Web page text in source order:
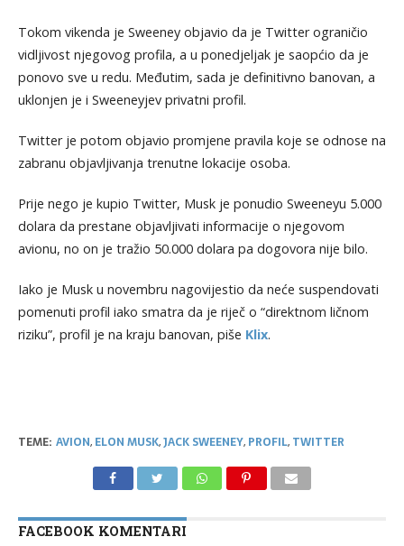
Tokom vikenda je Sweeney objavio da je Twitter ograničio
vidljivost njegovog profila, a u ponedjeljak je saopćio da je
ponovo sve u redu. Međutim, sada je definitivno banovan, a
uklonjen je i Sweeneyjev privatni profil.
Twitter je potom objavio promjene pravila koje se odnose na
zabranu objavljivanja trenutne lokacije osoba.
Prije nego je kupio Twitter, Musk je ponudio Sweeneyu 5.000
dolara da prestane objavljivati informacije o njegovom
avionu, no on je tražio 50.000 dolara pa dogovora nije bilo.
Iako je Musk u novembru nagovijestio da neće suspendovati
pomenuti profil iako smatra da je riječ o “direktnom ličnom
riziku”, profil je na kraju banovan, piše Klix.
TEME: AVION, ELON MUSK,JACK SWEENEY, PROFIL, TWITTER
FACEBOOK KOMENTARI